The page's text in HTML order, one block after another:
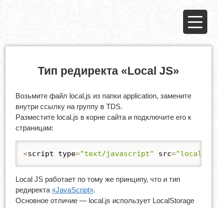
Тип редиректа «Local JS»
Возьмите файл local.js из папки application, замените
внутри ссылку на группу в TDS.
Разместите local.js в корне сайта и подключите его к
страницам:
<script type="text/javascript" src=
Local JS работает по тому же принципу, что и тип
редиректа«JavaScript».
Основное отличие — local.js использует LocalStorage